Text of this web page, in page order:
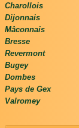
Charollois
Dijonnais
Mâconnais
Bresse
Revermont
Bugey
Dombes
Pays de Gex
Valromey